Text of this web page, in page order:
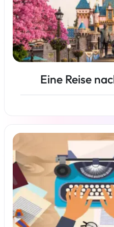
Eine Reise